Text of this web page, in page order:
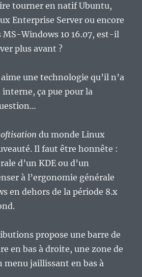
tourner en natif Ubuntu,
Enterprise Server ou encore
Windows 10 16.07, est-il
plus avant ?
une technologie qu’il n’a
interne, ça pue pour la
du monde Linux
Il faut être honnête :
d’un KDE ou d’un
à l’ergonomie générale
en dehors de la période 8.x
propose une barre de
en bas à droite, une zone de
jaillissant en bas à